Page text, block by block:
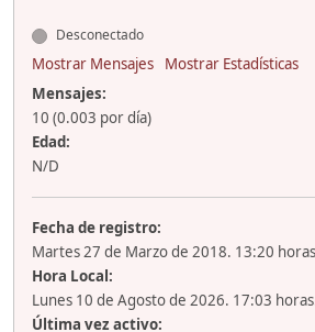
Desconectado
Mostrar Mensajes
Mostrar Estadísticas
Mensajes:
10 (0.003 por día)
Edad:
N/D
Fecha de registro:
Martes 27 de Marzo de 2018. 13:20
Hora Local:
Lunes 10 de Agosto de 2026. 17:03
Última vez activo: